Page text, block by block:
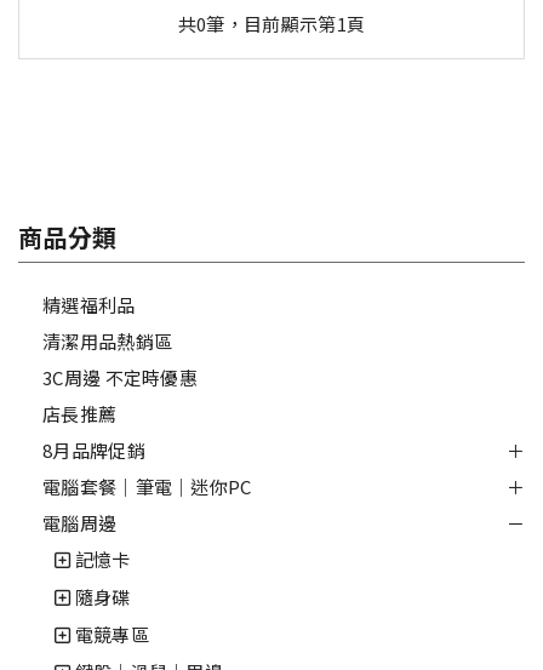
商品分類
精選福利品
清潔用品熱銷區
3C周邊 不定時優惠
店長推薦
8月品牌促銷
電腦套餐｜筆電｜迷你PC
電腦周邊
記憶卡
隨身碟
電競專區
共0筆，目前顯示第1頁